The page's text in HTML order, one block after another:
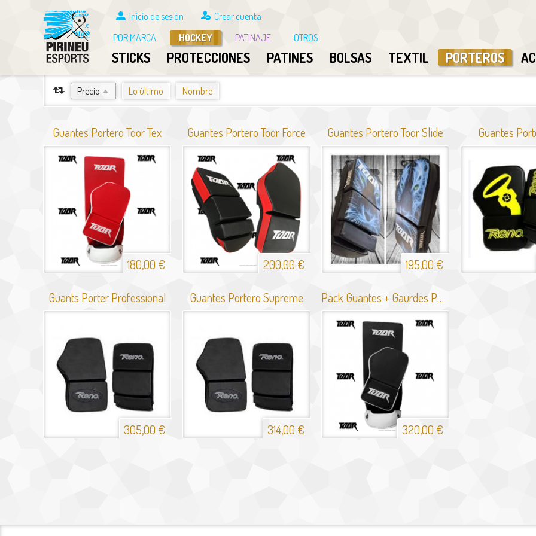
Inicio de sesión
Crear cuenta
POR MARCA
HOCKEY PATINAJE OTROS
STICKS PROTECCIONES PATINES BOLSAS TEXTIL PORTEROS
ORDENAR POR
Precio Lo último Nombre
Guantes Portero Toor Tex
180,00 €
Guantes Portero Toor Force
200,00 €
Guantes Portero Toor Slide
195,00 €
Guantes
Guants Porter Professional
305,00 €
Guantes Portero Supreme
314,00 €
Pack Guantes + Gaurdes Portero Toor Tex
320,00 €